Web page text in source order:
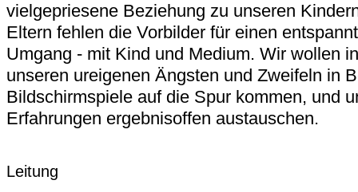
vielgepriesene Beziehung zu unseren
Eltern fehlen die Vorbilder für einen
Umgang - mit Kind und Medium. Wir wollen
unseren ureigenen Ängsten und Zweifeln in
Bildschirmspiele auf die Spur kommen, und
Erfahrungen ergebnisoffen austauschen.
Leitung